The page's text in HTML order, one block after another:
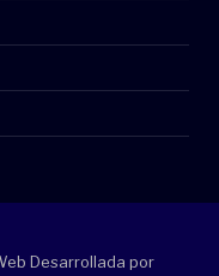
Desarrollada por